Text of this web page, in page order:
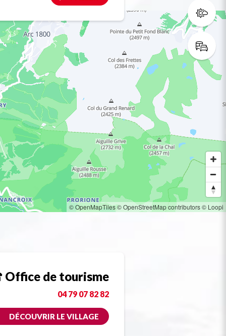
© OpenMapTiles© OpenStreetMap contributors© Loopi
de tourisme
04 79 07 82 82
DÉCOUVRIR LE VILLAGE